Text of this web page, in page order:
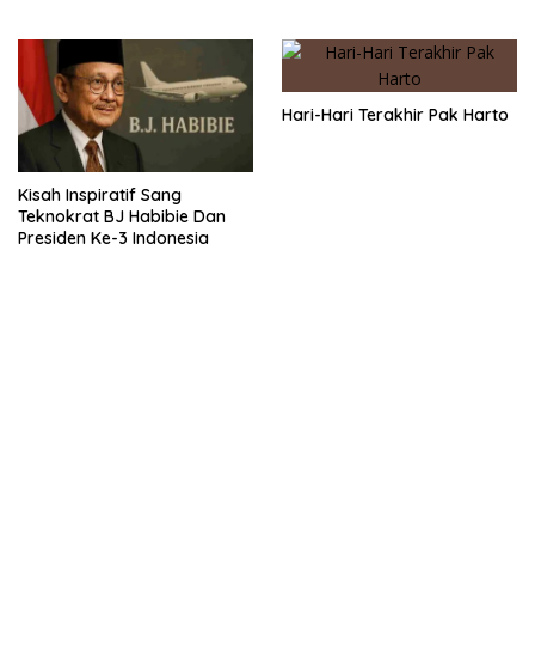
Kisah Inspiratif Sang
Teknokrat BJ Habibie Dan
Presiden Ke-3 Indonesia
Hari-Hari Terakhir Pak Harto